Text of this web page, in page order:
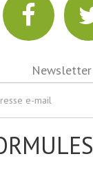
Newsletter